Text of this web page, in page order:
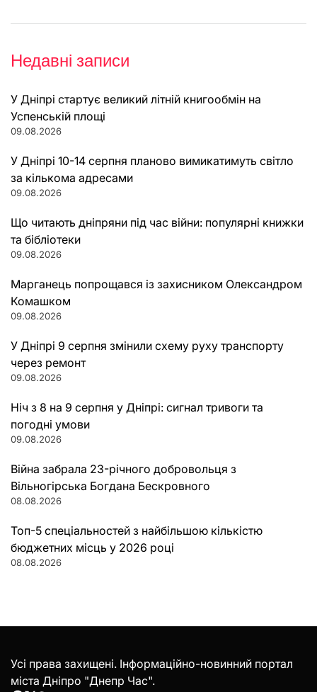
Недавні записи
У Дніпрі стартує великий літній книгообмін на
Успенській площі
09.08.2026
У Дніпрі 10-14 серпня планово вимикатимуть світло
за кількома адресами
09.08.2026
Що читають дніпряни під час війни: популярні книжки
та бібліотеки
09.08.2026
Марганець попрощався із захисником Олександром
Комашком
09.08.2026
У Дніпрі 9 серпня змінили схему руху транспорту
через ремонт
09.08.2026
Ніч з 8 на 9 серпня у Дніпрі: сигнал тривоги та
погодні умови
09.08.2026
Війна забрала 23-річного добровольця з
Вільногірська Богдана Бескровного
08.08.2026
Топ-5 спеціальностей з найбільшою кількістю
бюджетних місць у 2026 році
08.08.2026
Усі права захищені. Інформаційно-новинний портал
міста Дніпро "Днепр Час".